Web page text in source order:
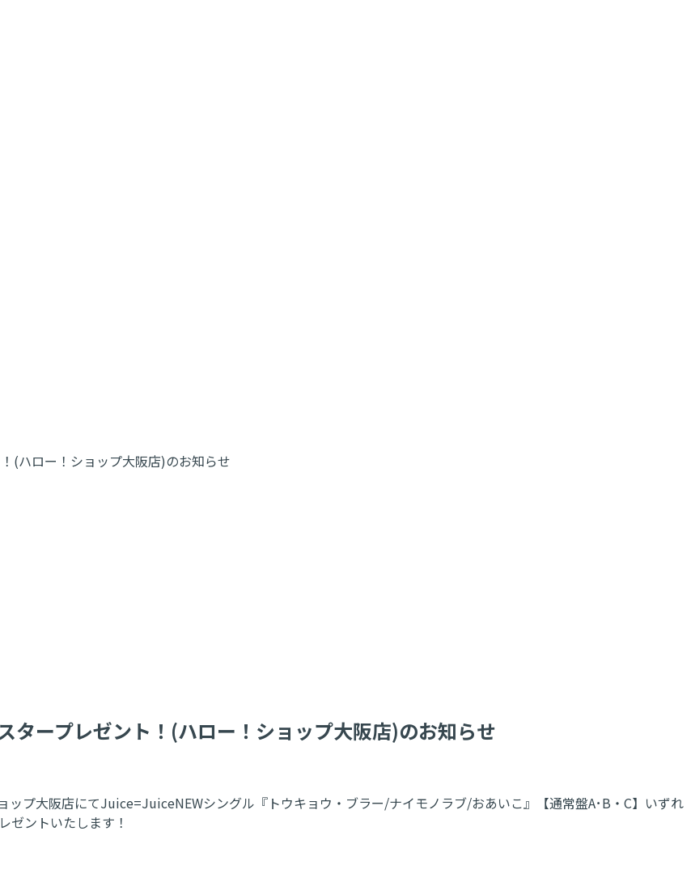
(ハロー！ショップ大阪店)のお知らせ
ープレゼント！(ハロー！ショップ大阪店)のお知らせ
プ大阪店にてJuice=JuiceNEWシングル『トウキョウ・ブラー/ナイモノラブ/おあいこ』【通常盤A･B・C】いずれ
ゼントいたします！